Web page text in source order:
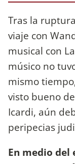
Tras la
viaje con
musical con
músico no
mismo
visto bueno
Icardi, aún
peripecias
En medio del